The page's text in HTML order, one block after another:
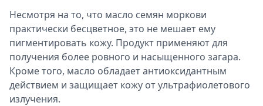
Несмотря на то, что масло семян моркови
практически бесцветное, это не мешает ему
пигментировать кожу. Продукт применяют для
получения более ровного и насыщенного загара.
Кроме того, масло обладает антиоксидантным
действием и защищает кожу от ультрафиолетового
излучения.